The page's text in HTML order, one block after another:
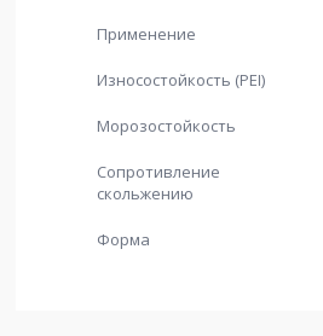
Применение
Износостойкость (PEI)
Морозостойкость
Сопротивление
скольжению
Форма